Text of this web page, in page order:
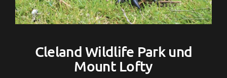
Cleland Wildlife Park und
Mount Lofty